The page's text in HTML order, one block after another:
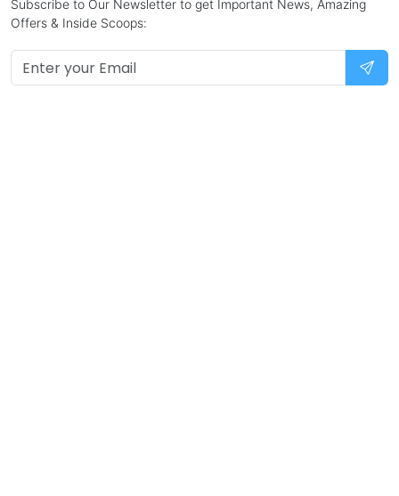
Subscribe to Our Newsletter to get Important News, Amazing
Offers & Inside Scoops: